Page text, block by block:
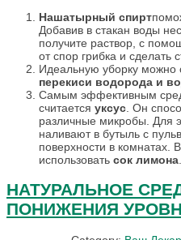
Нашатырный спирт
Добавив в стакан воды
получите раствор, с
от спор грибка и сделать
Идеальную уборку можно
перекиси водорода и
Самым эффективным
считается уксус . Он
различные микробы. Для
наливают в бутыль с
поверхности в комнатах.
использовать сок лимона
НАТУРАЛЬНОЕ
ПОНИЖЕНИЯ